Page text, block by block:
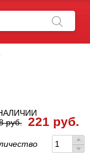
руб.
221 руб.